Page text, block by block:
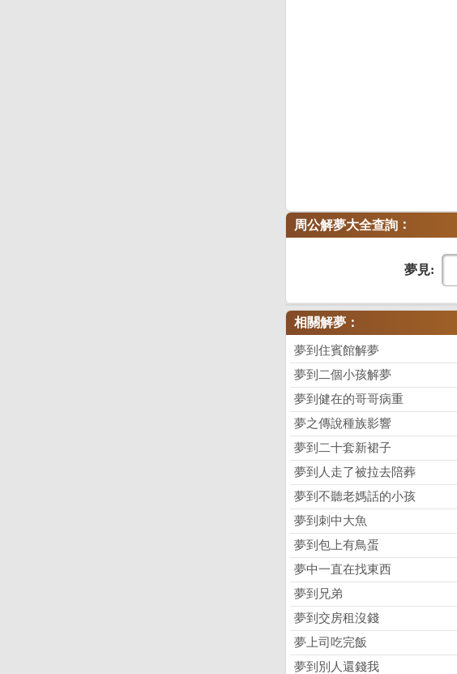
周公解夢大全查詢 ：
夢見:
相關解夢：
夢到住賓館解夢
夢到二個小孩解夢
夢到健在的哥哥病重
夢之傳說種族影響
夢到二十套新裙子
夢到人走了被拉去陪葬
夢到不聽老媽話的小孩
夢到刺中大魚
夢到包上有鳥蛋
夢中一直在找東西
夢到兄弟
夢到交房租沒錢
夢上司吃完飯
夢到別人還錢我